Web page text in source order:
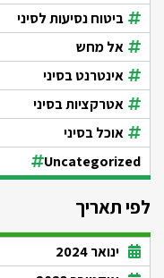
ביטוח נסיעות לסיני
אל מחש
אינטרנט בסיני
אטרקציות בסיני
אוכל בסיני
Uncategorized
לפי תאריך
ינואר 2024